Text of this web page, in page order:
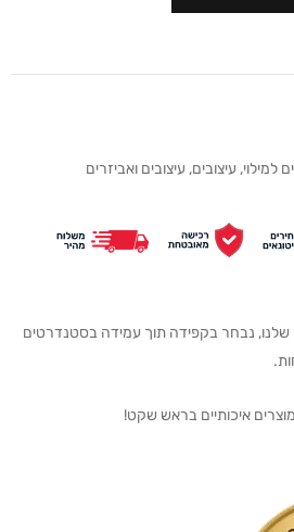
למילוי, עיצובים, עיצובים ואביזרים
שלנו, נבחר בקפידה תוך עמידה בסטנדרטים
איכותיים בראש שקט!